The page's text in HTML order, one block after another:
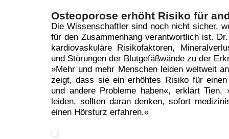
Osteoporose erhöht Risiko für
Die Wissenschaftler sind noch nicht sicher,
für den Zusammenhang verantwortlich ist.
kardiovaskuläre Risikofaktoren,
und Störungen der Blutgefäßwände zu der
»Mehr und mehr Menschen leiden weltweit
zeigt, dass sie ein erhöhtes Risiko für
und andere Probleme haben«, erklärt Tien.
leiden, sollten daran denken, sofort
einen Hörsturz erfahren.«